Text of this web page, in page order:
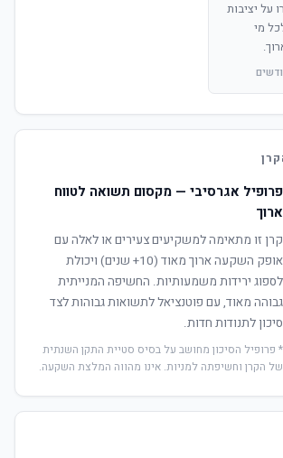
על יציבות
מי
פרופיל אגרסיבי — מקסום תשואה לטווח
ארוך
קרן זו מתאימה למשקיעים צעירים או לאלה עם
אופק השקעה ארוך מאוד (10+ שנים) ויכולת
לספוג ירידות משמעותיות. החשיפה המנייתית
גבוהה מאוד, עם פוטנציאל לתשואות גבוהות לצד
סיכון לתנודות חדות.
* פרופיל הסיכון מחושב על בסיס סטיית התקן השנתית
של הקרן וחשיפתה למניות. אינו מהווה המלצת השקעה.